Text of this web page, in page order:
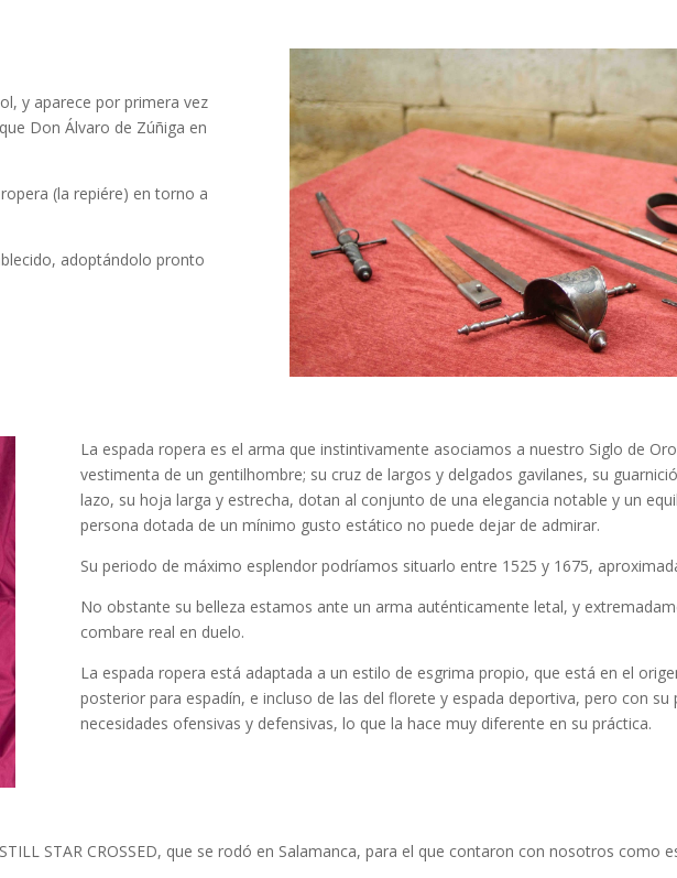
y aparece por primera vez
Don Álvaro de Zúñiga en
(la repiére) en torno a
adoptándolo pronto
La espada ropera es el arma que instintivamente asociamos a nuestro Siglo de
vestimenta de un gentilhombre; su cruz de largos y delgados gavilanes, su
lazo, su hoja larga y estrecha, dotan al conjunto de una elegancia notable y un
persona dotada de un mínimo gusto estático no puede dejar de admirar.
Su periodo de máximo esplendor podríamos situarlo entre 1525 y 1675,
No obstante su belleza estamos ante un arma auténticamente letal, y
combare real en duelo.
La espada ropera está adaptada a un estilo de esgrima propio, que está en el
posterior para espadín, e incluso de las del florete y espada deportiva, pero con su
necesidades ofensivas y defensivas, lo que la hace muy diferente en su práctica.
STAR CROSSED, que se rodó en Salamanca, para el que contaron con nosotros como